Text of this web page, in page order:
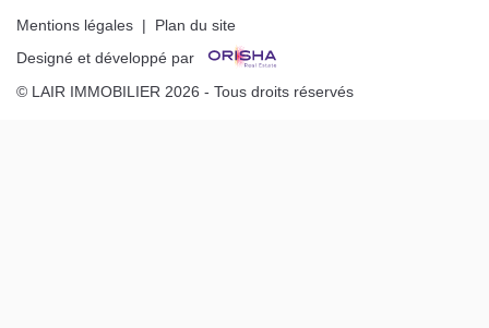
Mentions légales | Plan du site
Designé et développé par
© LAIR IMMOBILIER 2026 - Tous droits réservés